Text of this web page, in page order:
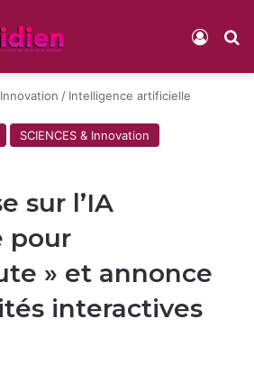
Innovation / Intelligence artificielle
SCIENCES & Innovation
sur l’IA
pour
» et annonce
interactives